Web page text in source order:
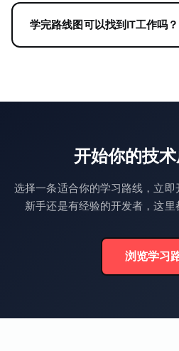
学完路线图可以找到IT工作吗？
开始你的技
选择一条适合你的学习路线，立
新手还是有经验的开发者，这里
浏览学习